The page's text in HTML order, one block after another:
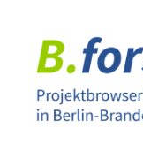
springen